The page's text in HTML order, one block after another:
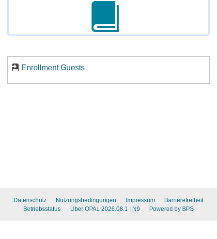
Enrollment Guests
Datenschutz Nutzungsbedingungen Impressum
Barrierefreiheit
Betriebsstatus
Über OPAL 2026.08.1 | N9 Powered by BPS